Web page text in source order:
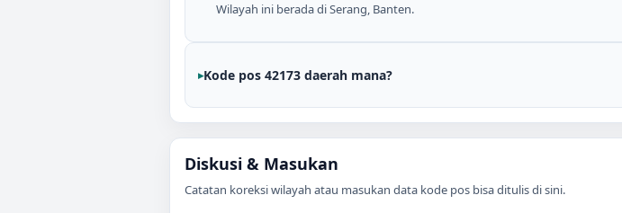
Wilayah ini berada di Serang, Banten.
Kode pos 42173 daerah mana?
Diskusi & Masukan
Catatan koreksi wilayah atau masukan data kode pos bisa ditulis di sini.